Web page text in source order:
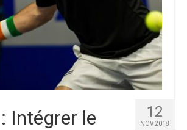
12
NOV 2018
Intégrer le